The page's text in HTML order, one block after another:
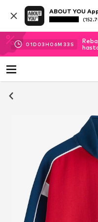
ABOUT YOU
01D 03H 06M 33 S